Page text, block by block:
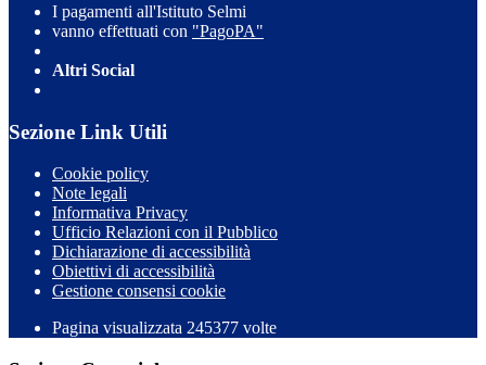
I pagamenti all'Istituto Selmi
vanno effettuati con "PagoPA"
Altri Social
Sezione Link Utili
Cookie policy
Note legali
Informativa Privacy
Ufficio Relazioni con il Pubblico
Dichiarazione di accessibilità
Obiettivi di accessibilità
Gestione consensi cookie
Pagina visualizzata 245377 volte